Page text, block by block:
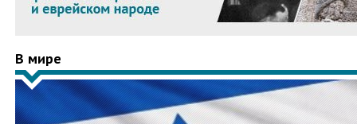
В мире